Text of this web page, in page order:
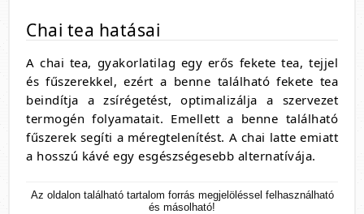
Chai tea hatásai
A chai tea, gyakorlatilag egy erős fekete tea, tejjel
és fűszerekkel, ezért a benne található fekete tea
beindítja a zsírégetést, optimalizálja a szervezet
termogén folyamatait. Emellett a benne található
fűszerek segíti a méregtelenítést. A chai latte emiatt
a hosszú kávé egy esgészségesebb alternatívája.
Az oldalon található tartalom forrás megjelöléssel felhasználható
és másolható!